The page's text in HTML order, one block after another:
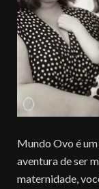
Mundo Ovo é
aventura de ser
maternidade,